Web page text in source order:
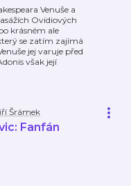
Venuše a
Ovidiových
krásném ale
se zatím zajímá
jej varuje před
však její
Šrámek
Fanfán